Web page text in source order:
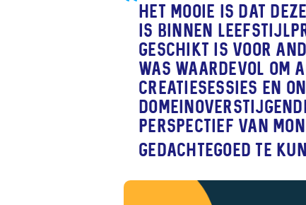
Het mooie is dat
is binnen
geschikt is voor
was waardevol om
creatiesessies en
perspectief van
gedachtegoed te